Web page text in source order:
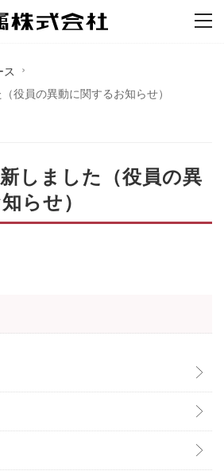
ス
役員の異動に関するお知らせ）
しました（役員の異
らせ）